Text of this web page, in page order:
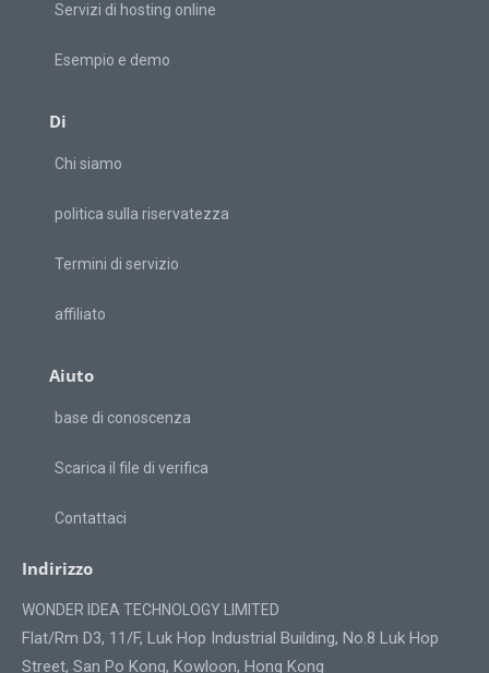
Servizi di hosting online
Esempio e demo
Di
Chi siamo
politica sulla riservatezza
Termini di servizio
affiliato
Aiuto
base di conoscenza
Scarica il file di verifica
Contattaci
Indirizzo
WONDER IDEA TECHNOLOGY LIMITED
Flat/Rm D3, 11/F, Luk Hop Industrial Building, No.8 Luk Hop
Street, San Po Kong, Kowloon, Hong Kong